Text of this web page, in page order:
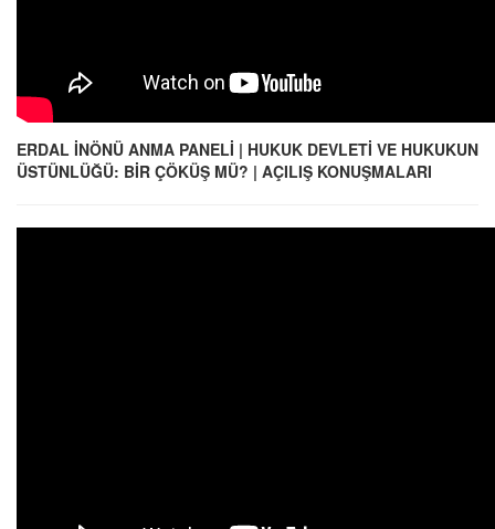
ERDAL İNÖNÜ ANMA PANELİ | HUKUK DEVLETİ VE HUKUKUN
ÜSTÜNLÜĞÜ: BİR ÇÖKÜŞ MÜ? | AÇILIŞ KONUŞMALARI